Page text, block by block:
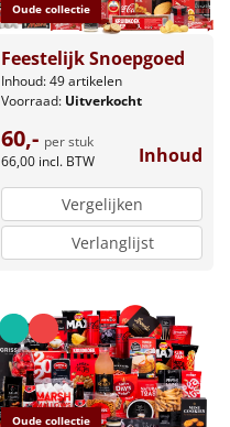
Oude collectie
Feestelijk Snoepgoed
Inhoud: 49 artikelen
Voorraad: Uitverkocht
60,- per stuk
66,00 incl. BTW Inhoud
Vergelijken
Verlanglijst
Oude collectie